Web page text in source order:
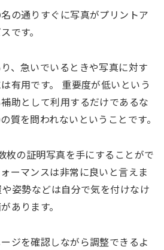
の通りすぐに写真がプリントア
です。
、急いでいるときや写真に対す
有用です。 重要度が低いという
助として利用するだけであるな
質を問われないということです。
枚の証明写真を手にすることがで
ーマンスは非常に良いと言えま
姿勢などは自分で気を付けなけ
あります。
ジを確認しながら調整できるよ